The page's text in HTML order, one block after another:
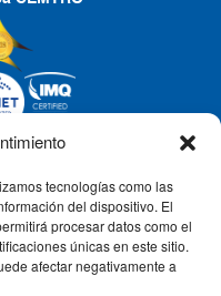
tecnologías como las
del dispositivo. El
procesar datos como el
únicas en este sitio.
afectar negativamente a